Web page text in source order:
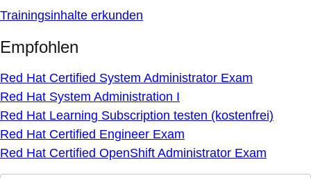
Trainingsinhalte erkunden
Empfohlen
Red Hat Certified System Administrator Exam
Red Hat System Administration I
Red Hat Learning Subscription testen (kostenfrei)
Red Hat Certified Engineer Exam
Red Hat Certified OpenShift Administrator Exam